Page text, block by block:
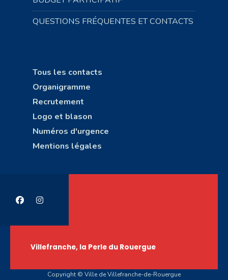
QUESTIONS FRÉQUENTES ET CONTACTS
Tous les contacts
Organigramme
Recrutement
Logo et blason
Numéros d'urgence
Mentions légales
Villefranche, la Perle du Rouergue
Copyright © Ville de Villefranche-de-Rouergue